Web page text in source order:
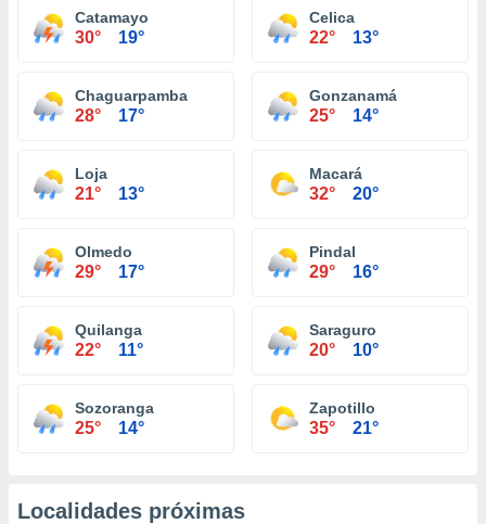
Catamayo
30° 19°
Celica
22° 13°
Chaguarpamba
28° 17°
Gonzanamá
25° 14°
Loja
21° 13°
Macará
32° 20°
Olmedo
29° 17°
Pindal
29° 16°
Quilanga
22° 11°
Saraguro
20° 10°
Sozoranga
25° 14°
Zapotillo
35° 21°
Localidades próximas